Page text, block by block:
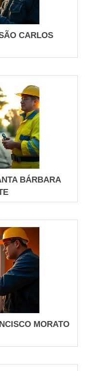
já observada em
de médio porte.
carga e pontos
correções em áreas
(ohmímetro, pinça,
servico antes da
ao notar queda de
preserva segurança e
HORAS E
CONFIÁVEL
à noite, você
Eletricista em São
até o reparo.
CARLOS
BÁRBARA
MORATO